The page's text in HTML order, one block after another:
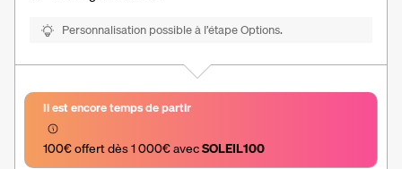
Personnalisation possible à l’étape Options.
Il est encore temps de partir
100€ offert dès 1 000€ avec SOLEIL100